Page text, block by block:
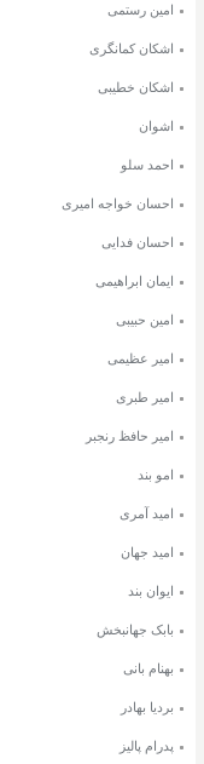
امین رستمی
اشکان کمانگری
اشکان خطیبی
اشوان
احمد سلو
احسان خواجه امیری
احسان فدایی
ایمان ابراهیمی
امین حبیبی
امیر عظیمی
امیر طبری
امیر حافظ رنجبر
امو بند
امید آمری
امید جهان
ایوان بند
بابک جهانبخش
بهنام بانی
بردیا بهادر
پدرام پالیز